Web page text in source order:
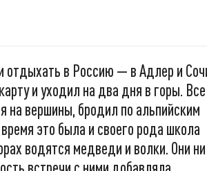
в Россию — в Адлер и
и уходил на два дня в горы. Все
на вершины, бродил по альпийским
это была и своего рода школа
водятся медведи и волки. Они ни